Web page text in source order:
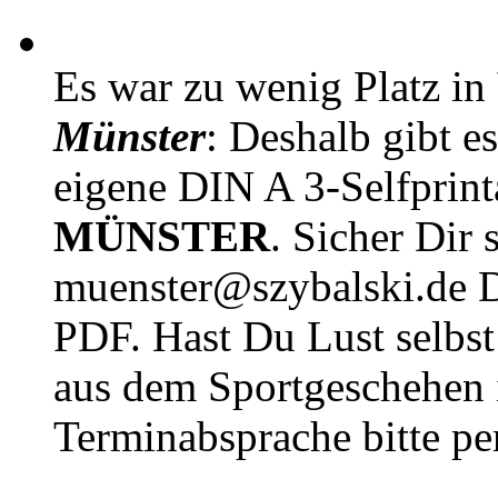
Es war zu wenig Platz in
Münster: Deshalb gibt
eigene DIN A 3-
MÜNSTER. Sicher Dir
muenster@szybalski.de
PDF. Hast Du Lust
aus dem
Terminabsprache bitte